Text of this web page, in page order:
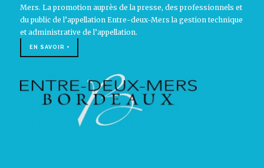
Mers. La promotion auprès de la presse, des professionnels et
du public de l’appellation Entre-deux-Mers la gestion technique
et administrative de l’appellation.
EN SAVOIR +